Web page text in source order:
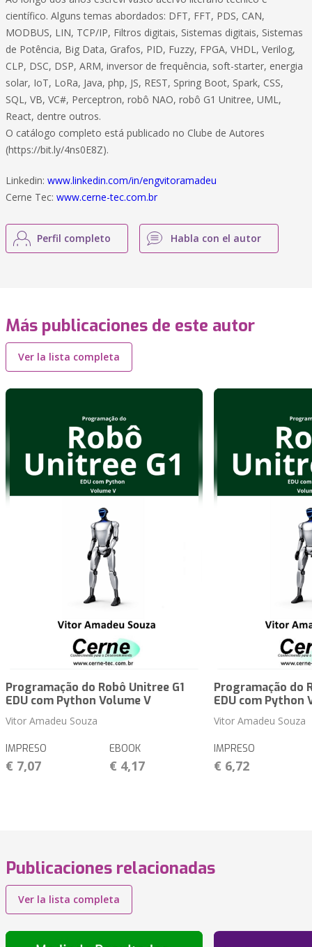
científico. Alguns temas abordados: DFT, FFT, PDS, CAN,
MODBUS, LIN, TCP/IP, Filtros digitais, Sistemas digitais, Sistemas
de Potência, Big Data, Grafos, PID, Fuzzy, FPGA, VHDL, Verilog,
CLP, DSC, DSP, ARM, inversor de frequência, soft-starter, energia
solar, IoT, LoRa, Java, php, JS, REST, Spring Boot, Spark, CSS,
SQL, VB, VC#, Perceptron, robô NAO, robô G1 Unitree, UML,
React, dentre outros.
O catálogo completo está publicado no Clube de Autores
(https://bit.ly/4ns0E8Z).
Linkedin: www.linkedin.com/in/engvitoramadeu
Cerne Tec: www.cerne-tec.com.br
Perfil completo Habla con el autor
Más publicaciones de este autor
Ver la lista completa
Programação do Robô Unitree G1
EDU com Python Volume V
Vitor Amadeu Souza
IMPRESO
€ 7,07
EBOOK
€ 4,17
Programação do
EDU com Python
Vitor Amadeu Souza
IMPRESO
€ 6,72
Publicaciones relacionadas
Ver la lista completa